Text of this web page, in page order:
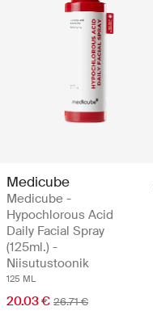
Medicube
Medicube -
Hypochlorous Acid
Daily Facial Spray
(125ml.) -
Niisutustoonik
125 ML
20.03 € 26.71 €